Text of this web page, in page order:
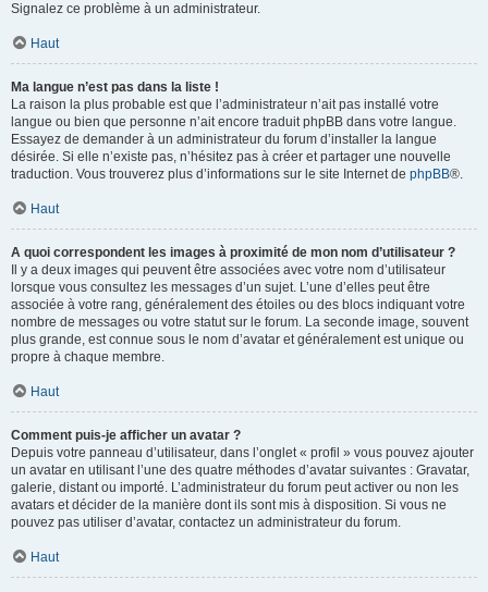
Signalez ce problème à un administrateur.
Haut
Ma langue n’est pas dans la liste !
La raison la plus probable est que l’administrateur n’ait pas installé votre
langue ou bien que personne n’ait encore traduit phpBB dans votre langue.
Essayez de demander à un administrateur du forum d’installer la langue
désirée. Si elle n’existe pas, n’hésitez pas à créer et partager une nouvelle
traduction. Vous trouverez plus d’informations sur le site Internet de phpBB®.
Haut
A quoi correspondent les images à proximité de mon nom d’utilisateur ?
Il y a deux images qui peuvent être associées avec votre nom d’utilisateur
lorsque vous consultez les messages d’un sujet. L’une d’elles peut être
associée à votre rang, généralement des étoiles ou des blocs indiquant votre
nombre de messages ou votre statut sur le forum. La seconde image, souvent
plus grande, est connue sous le nom d’avatar et généralement est unique ou
propre à chaque membre.
Haut
Comment puis-je afficher un avatar ?
Depuis votre panneau d’utilisateur, dans l’onglet « profil » vous pouvez ajouter
un avatar en utilisant l’une des quatre méthodes d’avatar suivantes : Gravatar,
galerie, distant ou importé. L’administrateur du forum peut activer ou non les
avatars et décider de la manière dont ils sont mis à disposition. Si vous ne
pouvez pas utiliser d’avatar, contactez un administrateur du forum.
Haut